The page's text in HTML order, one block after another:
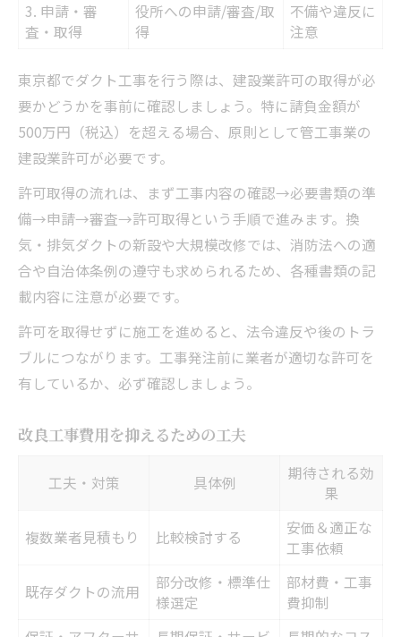
3. 申請・審
査・取得
役所への申請/審査/取
得
不備や違反に
注意
東京都でダクト工事を行う際は、建設業許可の取得が必
要かどうかを事前に確認しましょう。特に請負金額が
500万円（税込）を超える場合、原則として管工事業の
建設業許可が必要です。
許可取得の流れは、まず工事内容の確認→必要書類の準
備→申請→審査→許可取得という手順で進みます。換
気・排気ダクトの新設や大規模改修では、消防法への適
合や自治体条例の遵守も求められるため、各種書類の記
載内容に注意が必要です。
許可を取得せずに施工を進めると、法令違反や後のトラ
ブルにつながります。工事発注前に業者が適切な許可を
有しているか、必ず確認しましょう。
改良工事費用を抑えるための工夫
工夫・対策 具体例
期待される効
果
複数業者見積もり 比較検討する
安価＆適正な
工事依頼
既存ダクトの流用
部分改修・標準仕
様選定
部材費・工事
費抑制